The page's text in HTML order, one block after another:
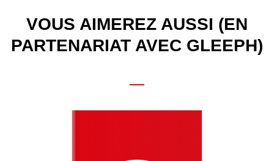
VOUS AIMEREZ AUSSI (EN
PARTENARIAT AVEC GLEEPH)